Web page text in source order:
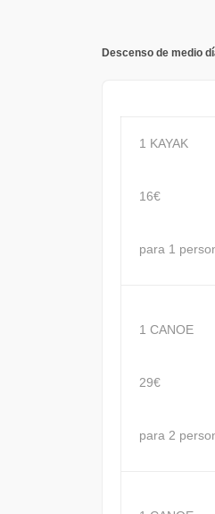
Descenso de medio
1 KAYAK
16€
para 1
1 CANOE
29€
para 2